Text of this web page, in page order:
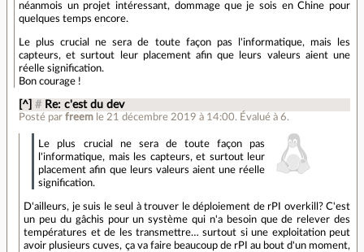
néanmois un projet intéressant, dommage que je sois en Chine pour
quelques temps encore.
Le plus crucial ne sera de toute façon pas l'informatique, mais les
capteurs, et surtout leur placement afin que leurs valeurs aient une
réelle signification.
Bon courage !
[^] # Re: c'est du dev
Posté parfreem le 21 décembre 2019 à 14:00. Évalué à6.
Le plus crucial ne sera de toute façon pas
l'informatique, mais les capteurs, et surtout leur
placement afin que leurs valeurs aient une réelle
signification.
D'ailleurs, je suis le seul à trouver le déploiement de rPI overkill? C'est
un peu du gâchis pour un système qui n'a besoin que de relever des
températures et de les transmettre… surtout si une exploitation peut
avoir plusieurs cuves, ça va faire beaucoup de rPI au bout d'un moment,